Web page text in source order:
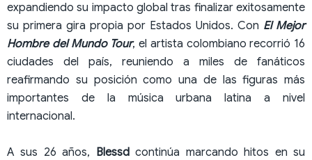
expandiendo su impacto global tras finalizar exitosamente
su primera gira propia por Estados Unidos. Con El Mejor
Hombre del Mundo Tour, el artista colombiano recorrió 16
ciudades del país, reuniendo a miles de fanáticos
reafirmando su posición como una de las figuras más
importantes de la música urbana latina a nivel
internacional.
A sus 26 años, Blessdcontinúa marcando hitos en su